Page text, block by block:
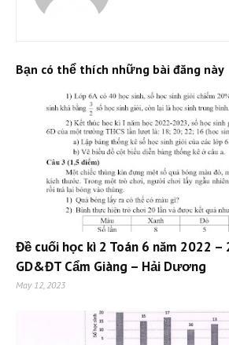
Bạn có thể thích những bài đăng này
Đề cuối học kì 2 Toán 6 năm 2022 –
GD&ĐT Cẩm Giàng – Hải Dương
May 12, 2023